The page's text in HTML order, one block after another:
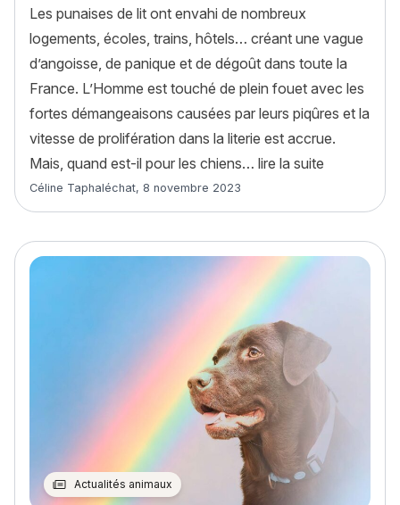
Les punaises de lit ont envahi de nombreux
logements, écoles, trains, hôtels… créant une vague
d’angoisse, de panique et de dégoût dans toute la
France. L’Homme est touché de plein fouet avec les
fortes démangeaisons causées par leurs piqûres et la
vitesse de prolifération dans la literie est accrue.
Mais, quand est-il pour les chiens… lire la suite
Article rédigé par
Céline Taphaléchat, 8 novembre 2023
Actualités animaux